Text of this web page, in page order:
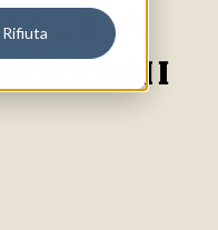
Rifiuta
A